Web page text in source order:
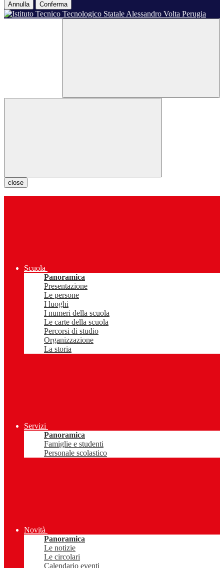
Annulla Conferma
close
Scuola
Panoramica
Presentazione
Le persone
I luoghi
I numeri della scuola
Le carte della scuola
Percorsi di studio
Organizzazione
La storia
Servizi
Panoramica
Famiglie e studenti
Personale scolastico
Novità
Panoramica
Le notizie
Le circolari
Calendario eventi